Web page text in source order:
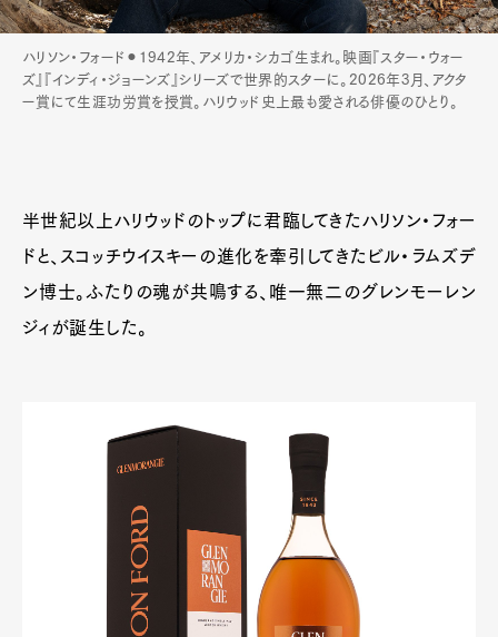
ハリソン・フォード⚫︎1942年、アメリカ・シカゴ生まれ。映画『スター・ウォー
ズ』『インディ・ジョーンズ』シリーズで世界的スターに。2026年3月、アクタ
ー賞にて生涯功労賞を授賞。ハリウッド史上最も愛される俳優のひとり。
半世紀以上ハリウッドのトップに君臨してきたハリソン・フォー
ドと、スコッチウイスキーの進化を牽引してきたビル・ラムズデ
ン博士。ふたりの魂が共鳴する、唯一無二のグレンモーレン
ジィが誕生した。